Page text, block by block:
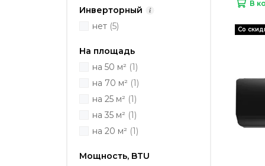
Инверторный
нет (5)
На площадь
на 50 м² (1)
на 70 м² (1)
на 25 м² (1)
на 35 м² (1)
на 20 м² (1)
Мощность, BTU
В